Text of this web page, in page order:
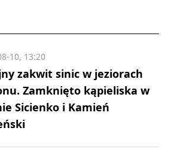
zakwit sinic w jeziorach
Zamknięto kąpieliska w
Sicienko i Kamień
10, 13:20